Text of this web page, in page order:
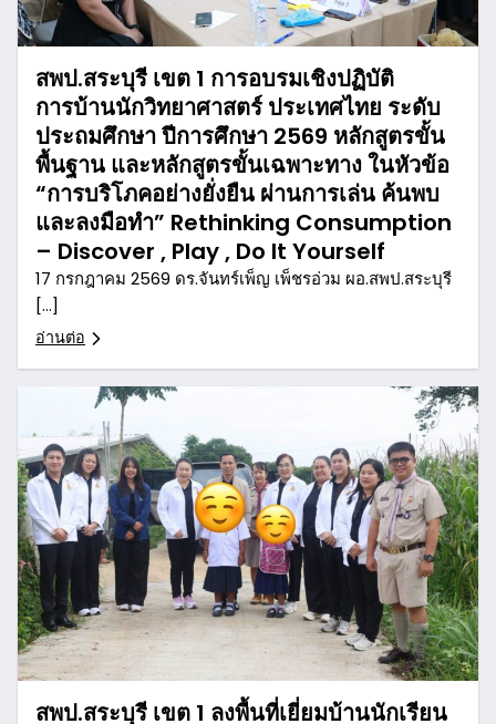
สพป.สระบุรี เขต 1 การอบรมเชิงปฏิบัติ
การบ้านนักวิทยาศาสตร์ ประเทศไทย ระดับ
ประถมศึกษา ปีการศึกษา 2569 หลักสูตรขั้น
พื้นฐาน และหลักสูตรขั้นเฉพาะทาง ในหัวข้อ
“การบริโภคอย่างยั่งยืน ผ่านการเล่น ค้นพบ
และลงมือทำ” Rethinking Consumption
– Discover , Play , Do It Yourself
17 กรกฎาคม 2569 ดร.จันทร์เพ็ญ เพ็ชรอ่วม ผอ.สพป.สระบุรี
[…]
อ่านต่อ
สพป.สระบุรี เขต 1 ลงพื้นที่เยี่ยมบ้านนักเรียน